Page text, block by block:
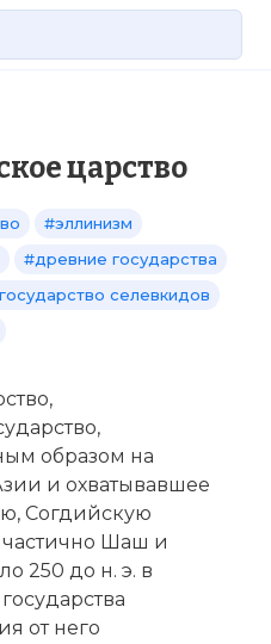
царство
#эллинизм
#древние государства
селевкидов
образом на
и охватывавшее
Согдийскую
Шаш и
250 до н. э. в
от него